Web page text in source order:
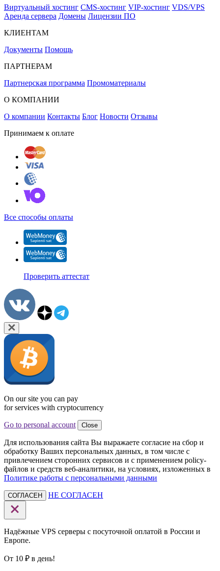
Виртуальный хостинг CMS-хостинг VIP-хостинг VDS/VPS
Аренда сервера Домены Лицензии ПО
КЛИЕНТАМ
Документы Помощь
ПАРТНЕРАМ
Партнерская программа Промоматериалы
О КОМПАНИИ
О компании Контакты Блог Новости Отзывы
Принимаем к оплате
Все способы оплаты
Проверить аттестат
On our site you can pay
for services with cryptocurrency
Go to personal account Close
Для использования сайта Вы выражаете согласие на сбор и
обработку Ваших персональных данных, в том числе с
привлечением сторонних сервисов и с применением policy-
файлов и средств веб-аналитики, на условиях, изложенных в
Политике работы с персональными данными
СОГЛАСЕН НЕ СОГЛАСЕН
Надёжные VPS серверы с посуточной оплатой в России и
Европе.
От 10 ₽ в день!